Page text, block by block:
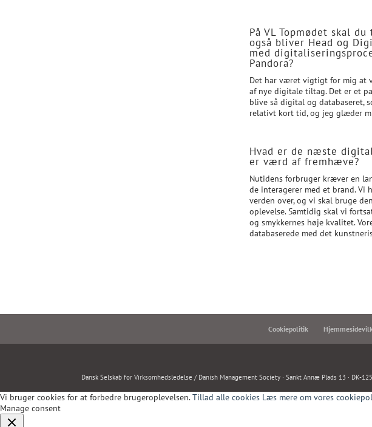
På VL Topmødet skal
også bliver Head og
med
Pandora?
Det har været vigtigt for mig at
af nye digitale tiltag. Det er et
blive så digital og databaseret,
relativt kort tid, og jeg glæder
Hvad er de næste
er værd af fremhæve?
Nutidens forbruger kræver en
de interagerer med et brand.
verden over, og vi skal bruge
oplevelse. Samtidig skal vi
og smykkernes høje kvalitet.
databaserede med det
Cookiepolitik
Dansk Selskab for Virksomhedsledelse / Danish Management Society · Sankt Annæ Plads 13 · DK-
Vi bruger cookies for at forbedre brugeroplevelsen.Tillad alle cookies Læs mere om vores
Manage consent